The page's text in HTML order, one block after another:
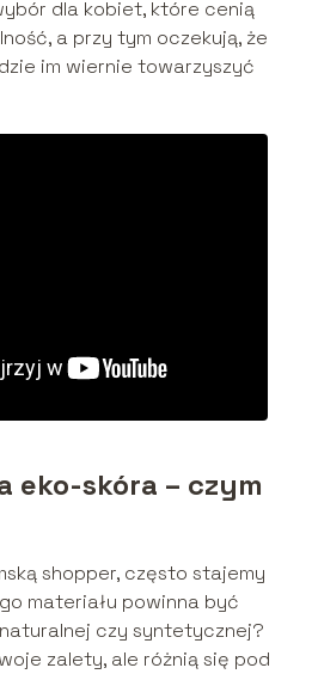
dla kobiet, które cenią
a przy tym oczekują, że
im wiernie towarzyszyć
eko-skóra – czym
shopper, często stajemy
materiału powinna być
czy syntetycznej?
zalety, ale różnią się pod